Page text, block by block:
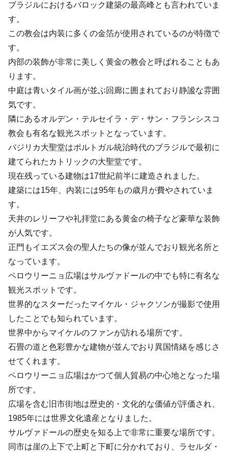
ブラジルにおけるバロック建築の最高峰とも言われていま
す。
この教会は内装に多くの金箔が使用されているのが特徴で
す。
内部の装飾が非常に美しく黄金の教会と呼ばれることもあ
ります。
中庭は青いタイル画が並ぶ回廊に囲まれており静謐な雰囲
気です。
隣にあるオルデン・テルセイラ・デ・サン・フランシスコ
教会も有名な観光スポットとなっています。
バジリカ大聖堂はポルトガル統治時代のブラジルで最初に
建てられたカトリックの大聖堂です。
現在残っている建物は17世紀前半に建造されました。
建築には15年、内装には95年もの歳月が費やされていま
す。
天井のレリーフや礼拝堂にある黄金の椅子など豪華な装飾
が人気です。
正門もイエズス会の聖人たちの像が並んでおり観光名所と
なっています。
ペロウリーニョ広場はサルヴァドールの中でも特に有名な
観光スポットです。
世界的なスターだったマイケル・ジャクソンが撮影で使用
したことでも知られています。
世界中からマイケルのファンが訪れる場所です。
石畳の道と色彩豊かな建物が並んでおり異国情緒を感じさ
せてくれます。
ペロウリーニョ広場はかつて個人貿易の中心地となった場
所です。
広場を含む旧市街地は歴史的・文化的な価値が評価され、
1985年には世界文化遺産となりました。
サルヴァドールの歴史を知る上で非常に重要な場所です。
同市は崖の上下で上町と下町に分かれており、ラセルダ・